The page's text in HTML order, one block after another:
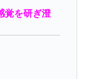
覚を研ぎ澄